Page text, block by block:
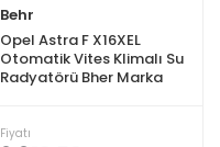
Behr
Opel Astra F X16XEL
Otomatik Vites Klimalı Su
Radyatörü Bher Marka
Fiyatı